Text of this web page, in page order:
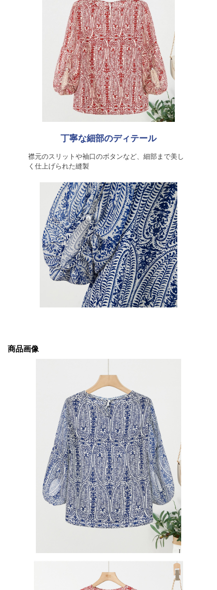
丁寧な細部のディテール
襟元のスリットや袖口のボタンなど、細部まで美し
く仕上げられた縫製
商品画像